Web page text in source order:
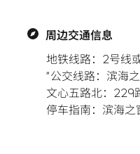
周边交通信息
地铁线路：2号线
"公交线路：滨海
文心五路北：229
停车指南：滨海之